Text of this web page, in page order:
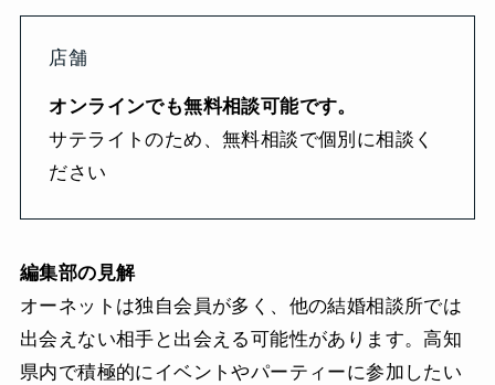
店舗
オンラインでも無料相談可能です。
サテライトのため、無料相談で個別に相談く
ださい
編集部の見解
オーネットは独自会員が多く、他の結婚相談所では
出会えない相手と出会える可能性があります。高知
県内で積極的にイベントやパーティーに参加したい